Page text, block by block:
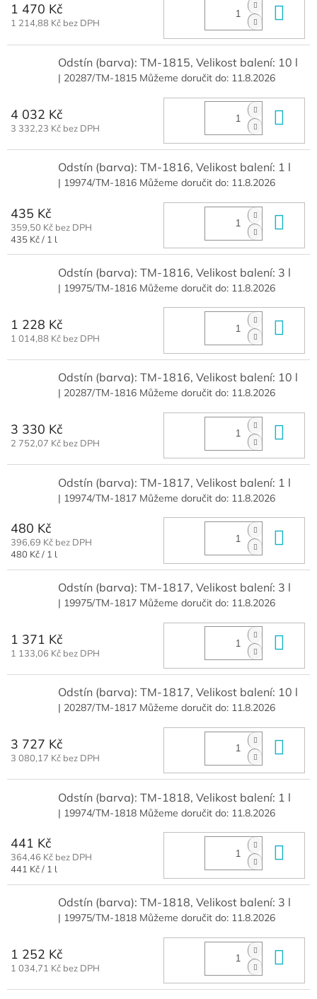
1 470 Kč
1 214,88 Kč bez DPH
Odstín (barva): TM-1815, Velikost balení: 10 l
| 20287/TM-1815 Můžeme doručit do: 11.8.2026
4 032 Kč
3 332,23 Kč bez DPH
Odstín (barva): TM-1816, Velikost balení: 1 l
| 19974/TM-1816 Můžeme doručit do: 11.8.2026
435 Kč
359,50 Kč bez DPH
Měrná
cena:
435 Kč / 1 l
Odstín (barva): TM-1816, Velikost balení: 3 l
| 19975/TM-1816 Můžeme doručit do: 11.8.2026
1 228 Kč
1 014,88 Kč bez DPH
Odstín (barva): TM-1816, Velikost balení: 10 l
| 20287/TM-1816 Můžeme doručit do: 11.8.2026
3 330 Kč
2 752,07 Kč bez DPH
Odstín (barva): TM-1817, Velikost balení: 1 l
| 19974/TM-1817 Můžeme doručit do: 11.8.2026
480 Kč
396,69 Kč bez DPH
Měrná
480 Kč / 1 l
Odstín (barva): TM-1817, Velikost balení: 3 l
| 19975/TM-1817 Můžeme doručit do: 11.8.2026
1 371 Kč
1 133,06 Kč bez DPH
Odstín (barva): TM-1817, Velikost balení: 10 l
| 20287/TM-1817 Můžeme doručit do: 11.8.2026
3 727 Kč
3 080,17 Kč bez DPH
Odstín (barva): TM-1818, Velikost balení: 1 l
| 19974/TM-1818 Můžeme doručit do: 11.8.2026
441 Kč
364,46 Kč bez DPH
Měrná
441 Kč / 1 l
Odstín (barva): TM-1818, Velikost balení: 3 l
| 19975/TM-1818 Můžeme doručit do: 11.8.2026
1 252 Kč
1 034,71 Kč bez DPH